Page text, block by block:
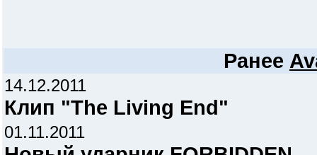
Ранее
14.12.2011
Клип "The Living End"
01.11.2011